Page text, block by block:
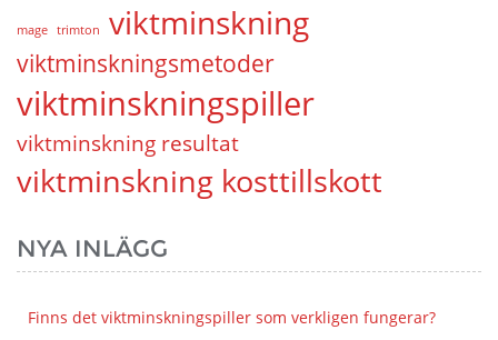
mage trimton viktminskning
viktminskningsmetoder
viktminskningspiller
viktminskning resultat
viktminskning kosttillskott
NYA INLÄGG
Finns det viktminskningspiller som verkligen fungerar?